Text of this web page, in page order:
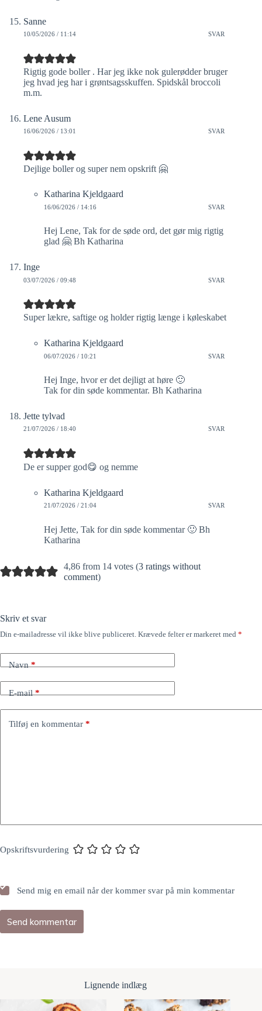
Sanne
10/05/2026 / 11:14 SVAR
Rigtig gode boller . Har jeg ikke nok gulerødder bruger
jeg hvad jeg har i grøntsagsskuffen. Spidskål broccoli
m.m.
Lene Ausum
16/06/2026 / 13:01 SVAR
Dejlige boller og super nem opskrift 🤗
Katharina Kjeldgaard
16/06/2026 / 14:16 SVAR
Hej Lene, Tak for de søde ord, det gør mig rigtig
glad 🤗 Bh Katharina
Inge
03/07/2026 / 09:48 SVAR
Super lækre, saftige og holder rigtig længe i køleskabet
Katharina Kjeldgaard
06/07/2026 / 10:21 SVAR
Hej Inge, hvor er det dejligt at høre 🙂
Tak for din søde kommentar. Bh Katharina
Jette tylvad
21/07/2026 / 18:40 SVAR
De er supper god😋 og nemme
Katharina Kjeldgaard
21/07/2026 / 21:04 SVAR
Hej Jette, Tak for din søde kommentar 🙂 Bh
Katharina
4,86 from 14 votes (3 ratings without
comment)
Skriv et svar
Din e-mailadresse vil ikke blive publiceret. Krævede felter er markeret med *
Navn*
E-mail*
Tilføj en kommentar *
Opskriftsvurdering
Send mig en email når der kommer svar på min kommentar
Send kommentar
Lignende indlæg